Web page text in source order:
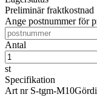
Preliminär fraktkostnad
Ange postnummer för
Antal
st
Specifikation
Art nr S-tgm-